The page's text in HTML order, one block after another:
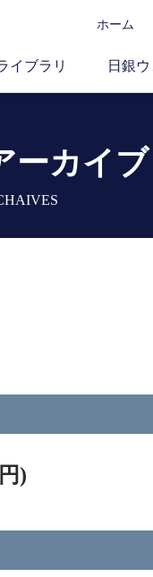
ホーム
イブラリ 日銀
ーカイブ
)